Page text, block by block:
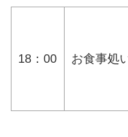
18：00 お食事処